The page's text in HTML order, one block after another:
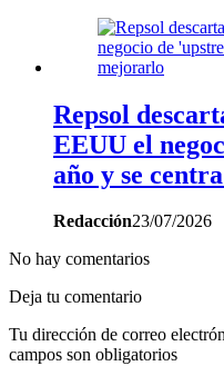
Repsol
EEUU el
año y se
Redacción23/07/2026
No hay comentarios
Deja tu comentario
Tu dirección de correo
campos son obligatorios